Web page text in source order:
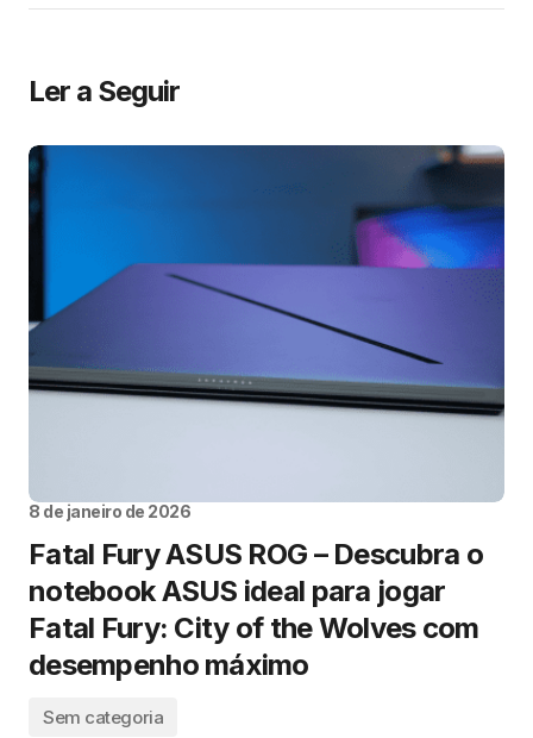
Ler a Seguir
8 de janeiro de 2026
Fatal Fury ASUS ROG – Descubra o
notebook ASUS ideal para jogar
Fatal Fury: City of the Wolves com
desempenho máximo
Sem categoria